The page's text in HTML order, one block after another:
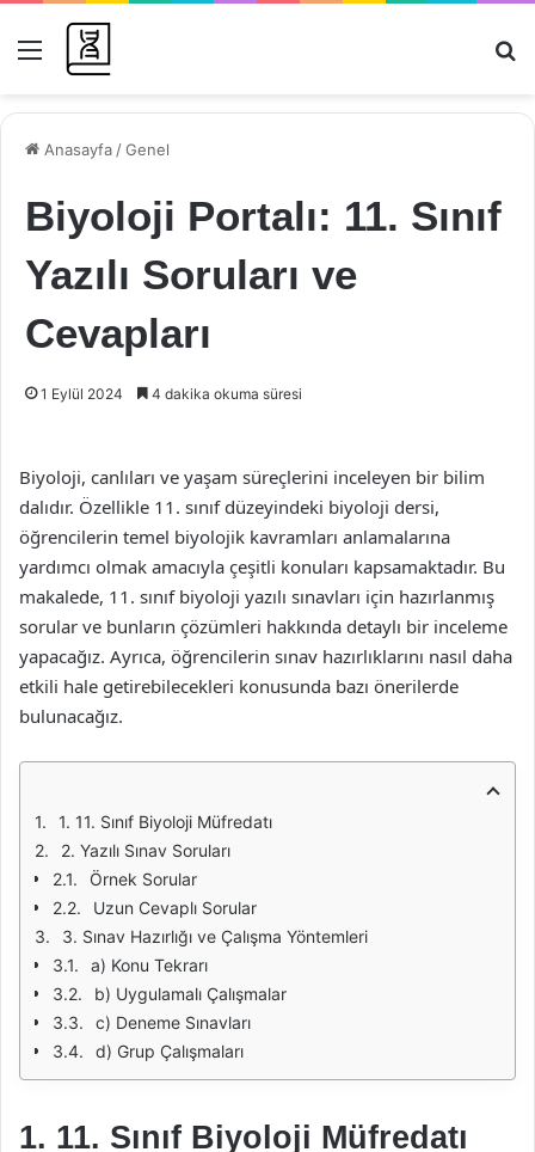
Menü
Anasayfa /Genel
Biyoloji Portalı: 11. Sınıf
Yazılı Soruları ve
Cevapları
1 Eylül 2024 4 dakika okuma süresi
Biyoloji, canlıları ve yaşam süreçlerini inceleyen bir bilim
dalıdır. Özellikle 11. sınıf düzeyindeki biyoloji dersi,
öğrencilerin temel biyolojik kavramları anlamalarına
yardımcı olmak amacıyla çeşitli konuları kapsamaktadır. Bu
makalede, 11. sınıf biyoloji yazılı sınavları için hazırlanmış
sorular ve bunların çözümleri hakkında detaylı bir inceleme
yapacağız. Ayrıca, öğrencilerin sınav hazırlıklarını nasıl daha
etkili hale getirebilecekleri konusunda bazı önerilerde
bulunacağız.
1. 11. Sınıf Biyoloji Müfredatı
2. Yazılı Sınav Soruları
Örnek Sorular
Uzun Cevaplı Sorular
3. Sınav Hazırlığı ve Çalışma Yöntemleri
a) Konu Tekrarı
b) Uygulamalı Çalışmalar
c) Deneme Sınavları
d) Grup Çalışmaları
1. 11. Sınıf Biyoloji Müfredatı